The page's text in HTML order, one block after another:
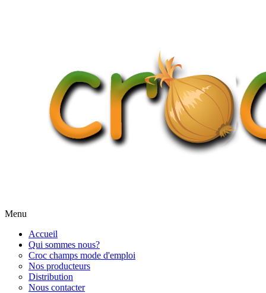
Menu
Accueil
Qui sommes nous?
Croc champs mode d'emploi
Nos producteurs
Distribution
Nous contacter